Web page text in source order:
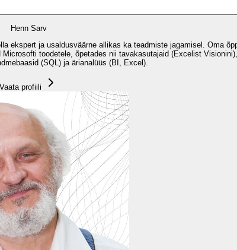
Henn Sarv
ekspert ja usaldusväärne allikas ka teadmiste jagamisel. Oma
toodetele, õpetades nii tavakasutajaid (Excelist
(SQL) ja ärianalüüs (BI, Excel).
Vaata profiili